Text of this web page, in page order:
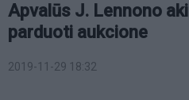
Apvalūs J. Lennono
parduoti aukcione
2019-11-29 18:32